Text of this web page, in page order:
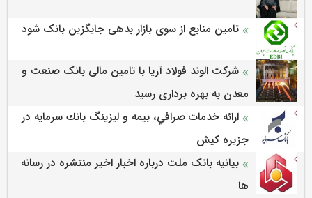
تامین منابع از سوی بازار بدهی جایگزین بانک شود
شرکت الوند فولاد آریا با تامین مالی بانک صنعت و
معدن به بهره برداری رسید
ارائه خدمات صرافي، بيمه و ليزينگ بانك سرمايه در
جزيره كيش
بیانیه بانک ملت درباره اخبار اخیر منتشره در رسانه
ها